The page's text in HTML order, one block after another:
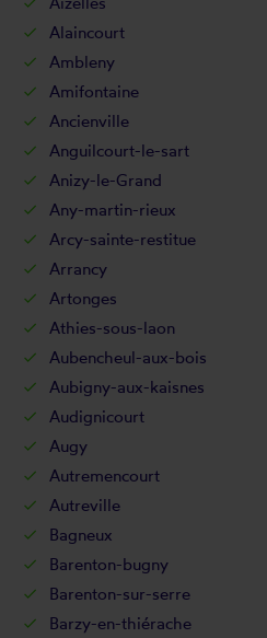
Alaincourt
Ambleny
Amifontaine
Ancienville
Anguilcourt-le-sart
Anizy-le-Grand
Any-martin-rieux
Arcy-sainte-restitue
Arrancy
Artonges
Athies-sous-laon
Aubencheul-aux-bois
Aubigny-aux-kaisnes
Audignicourt
Augy
Autremencourt
Autreville
Bagneux
Barenton-bugny
Barenton-sur-serre
Barzy-en-thiérache